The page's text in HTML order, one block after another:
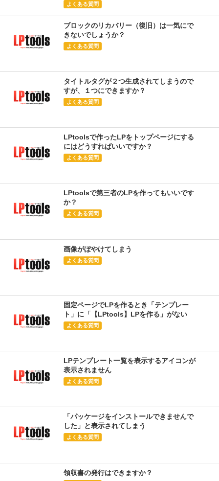
よくある質問
ブロックのリカバリー（復旧）は一気にで
きないでしょうか？
よくある質問
タイトルタグが２つ生成されてしまうので
すが、１つにできますか？
よくある質問
LPtoolsで作ったLPをトップページにする
にはどうすればいいですか？
よくある質問
LPtoolsで第三者のLPを作ってもいいです
か？
よくある質問
画像がぼやけてしまう
よくある質問
固定ページでLPを作るとき「テンプレー
ト」に「【LPtools】LPを作る」がない
よくある質問
LPテンプレート一覧を表示するアイコンが
表示されません
よくある質問
「パッケージをインストールできませんで
した」と表示されてしまう
よくある質問
領収書の発行はできますか？